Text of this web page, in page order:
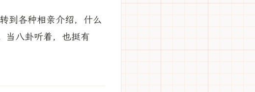
到各种相亲介绍，什么
当八卦听着，也挺有